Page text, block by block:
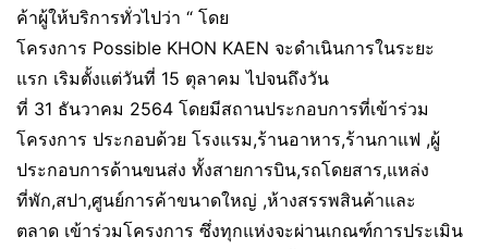
ค้าผู้ให้บริการทั่วไปว่า “ โดย
โครงการ Possible KHON KAEN จะดำเนินการในระยะ
แรก เริมตั้งแต่วันที่ 15 ตุลาคม ไปจนถึงวัน
ที่ 31 ธันวาคม 2564 โดยมีสถานประกอบการที่เข้าร่วม
โครงการ ประกอบด้วย โรงแรม,ร้านอาหาร,ร้านกาแฟ ,ผู้
ประกอบการด้านขนส่ง ทั้งสายการบิน,รถโดยสาร,แหล่ง
ที่พัก,สปา,ศูนย์การค้าขนาดใหญ่ ,ห้างสรรพสินค้าและ
ตลาด เข้าร่วมโครงการ ซึ่งทุกแห่งจะผ่านเกณฑ์การประเมิน